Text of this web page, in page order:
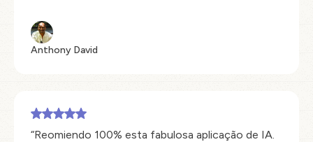
Anthony David
“Reomiendo 100% esta fabulosa aplicação de IA.